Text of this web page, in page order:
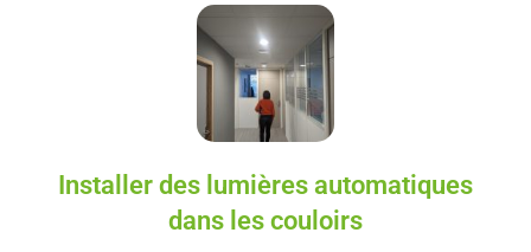
Installer des lumières automatiques
dans les couloirs